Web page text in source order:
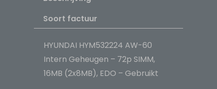
16MB
(2x8MB),
EDO
Gebruikt
Soort factuur
HYUNDAI HYM532224 AW-60
Intern Geheugen – 72p SIMM,
16MB (2x8MB), EDO – Gebruikt